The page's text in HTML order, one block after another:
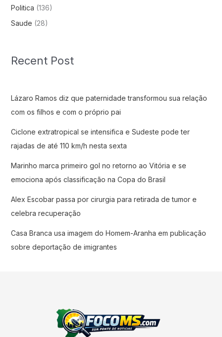
Politica (136)
Saude (28)
Recent Post
Lázaro Ramos diz que paternidade transformou sua relação
com os filhos e com o próprio pai
Ciclone extratropical se intensifica e Sudeste pode ter
rajadas de até 110 km/h nesta sexta
Marinho marca primeiro gol no retorno ao Vitória e se
emociona após classificação na Copa do Brasil
Alex Escobar passa por cirurgia para retirada de tumor e
celebra recuperação
Casa Branca usa imagem do Homem-Aranha em publicação
sobre deportação de imigrantes